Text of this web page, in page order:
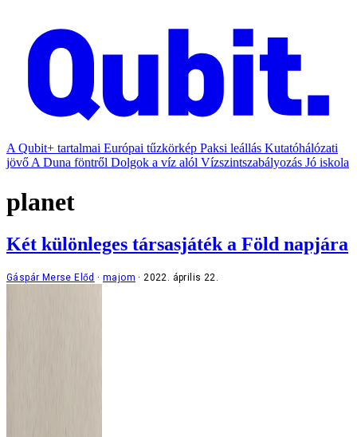
A Qubit+ tartalmai Európai tűzkörkép Paksi leállás Kutatóhálózati
jövő A Duna föntről Dolgok a víz alól Vízszintszabályozás Jó iskola
planet
Két különleges társasjáték a Föld napjára
Gáspár Merse Előd majom 2022. április 22.